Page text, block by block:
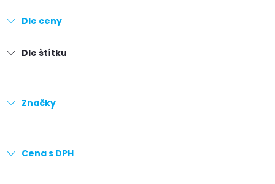
Dle ceny
Dle štítku
Značky
Cena s DPH